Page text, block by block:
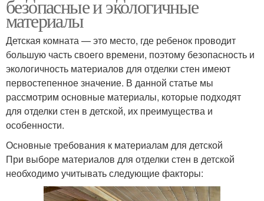
безопасные и экологичные
материалы
Детская комната — это место, где ребенок проводит
большую часть своего времени, поэтому безопасность и
экологичность материалов для отделки стен имеют
первостепенное значение. В данной статье мы
рассмотрим основные материалы, которые подходят
для отделки стен в детской, их преимущества и
особенности.
Основные требования к материалам для детской
При выборе материалов для отделки стен в детской
необходимо учитывать следующие факторы: